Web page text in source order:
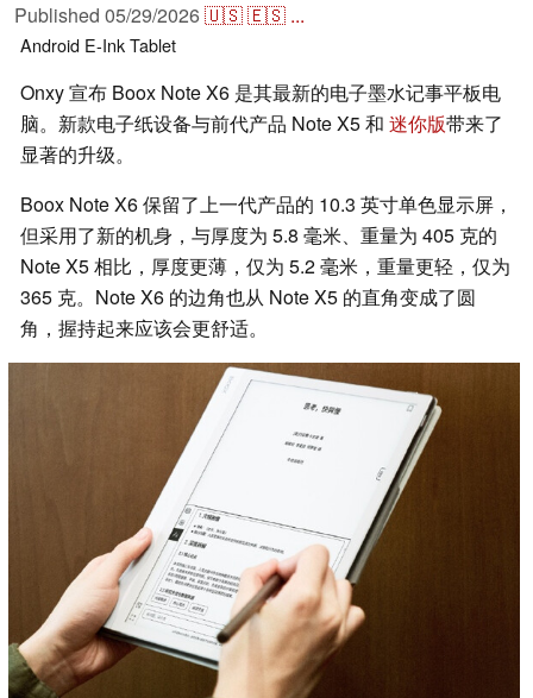
Published 05/29/2026🇺🇸🇪🇸 ...
Android E-InkTablet
Onxy 宣布 Boox Note X6 是其最新的电子墨水记事平板电
脑。新款电子纸设备与前代产品 Note X5 和 迷你版带来了
显著的升级。
Boox Note X6 保留了上一代产品的 10.3 英寸单色显示屏，
但采用了新的机身，与厚度为 5.8 毫米、重量为 405 克的
Note X5 相比，厚度更薄，仅为 5.2 毫米，重量更轻，仅为
365 克。Note X6 的边角也从 Note X5 的直角变成了圆
角，握持起来应该会更舒适。